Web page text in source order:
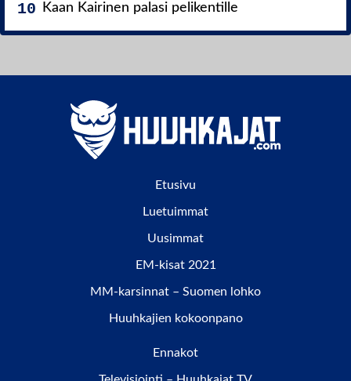
Kaan Kairinen palasi pelikentille
Etusivu
Luetuimmat
Uusimmat
EM-kisat 2021
MM-karsinnat – Suomen lohko
Huuhkajien kokoonpano
Ennakot